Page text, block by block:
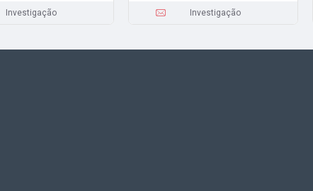
Investigação Investigação